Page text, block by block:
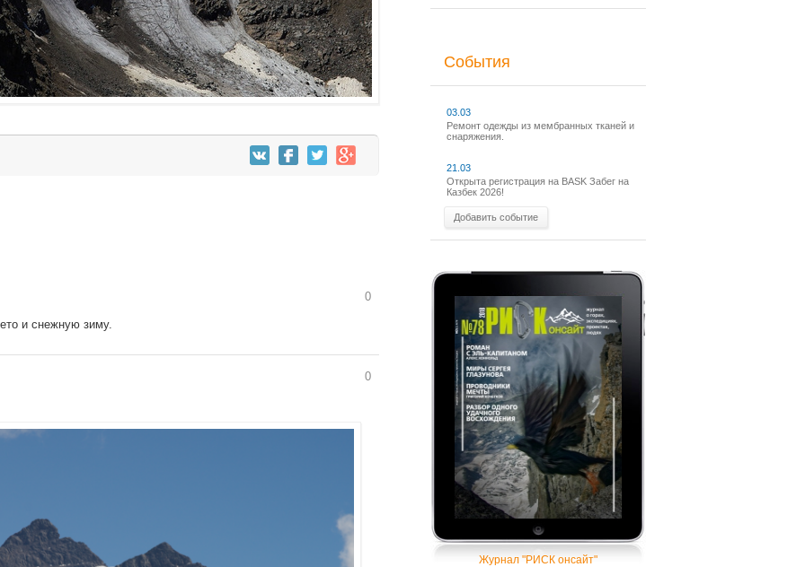
0
и снежную зиму.
0
События
03.03
Ремонт одежды из мембранных тканей и
снаряжения.
21.03
Открыта регистрация на BASK Забег на
Казбек 2026!
Добавить событие
Журнал "РИСК онсайт"